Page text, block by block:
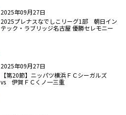
2025年09月27日
2025プレナスなでしこリーグ1部 朝日イン
テック・ラブリッジ名古屋 優勝セレモニー
2025年09月27日
【第20節】ニッパツ横浜ＦＣシーガルズ
vs 伊賀ＦＣくノ一三重